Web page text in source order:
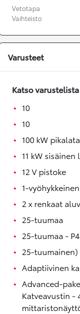
Vetotapa
Vaihteisto
Varusteet
Katso varustelista
10
10
100 kW
11 kW sisäinen
12 V pistoke
1-vyöhykkeinen
2 x renkaat
25-tuumaa
25-tuumaa -
25-tuumainen)
Adaptiivinen
Advanced-
Katveavustin -